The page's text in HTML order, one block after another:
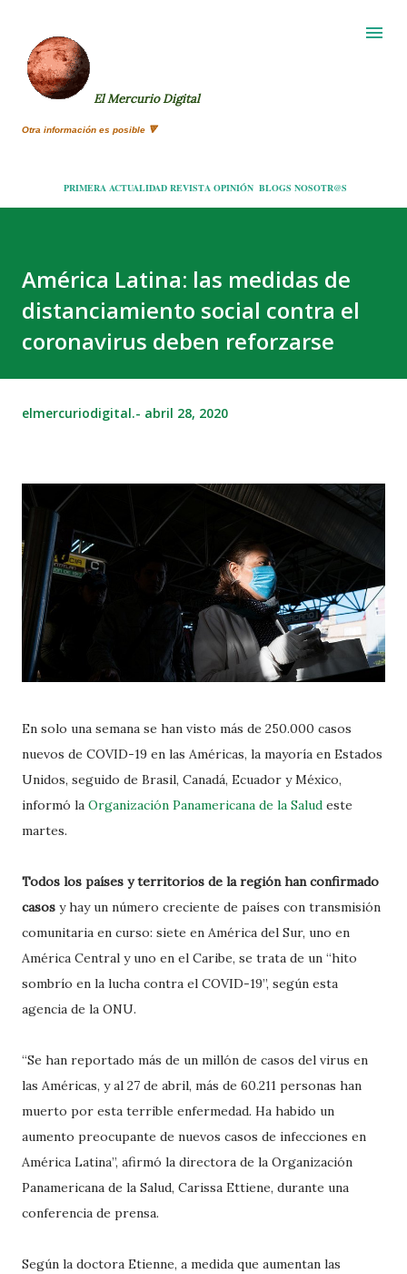
El Mercurio Digital
Otra información es posible 🔻
PRIMERA ACTUALIDAD REVISTA OPINIÓN BLOGS NOSOTR@S
América Latina: las medidas de
distanciamiento social contra el
coronavirus deben reforzarse
elmercuriodigital.- abril 28, 2020
En solo una semana se han visto más de 250.000 casos
nuevos de COVID-19 en las Américas, la mayoría en Estados
Unidos, seguido de Brasil, Canadá, Ecuador y México,
informó la Organización Panamericana de la Salud este
martes.
Todos los países y territorios de la región han confirmado
casos y hay un número creciente de países con transmisión
comunitaria en curso: siete en América del Sur, uno en
América Central y uno en el Caribe, se trata de un “hito
sombrío en la lucha contra el COVID-19”, según esta
agencia de la ONU.
“Se han reportado más de un millón de casos del virus en
las Américas, y al 27 de abril, más de 60.211 personas han
muerto por esta terrible enfermedad. Ha habido un
aumento preocupante de nuevos casos de infecciones en
América Latina”, afirmó la directora de la Organización
Panamericana de la Salud, Carissa Ettiene, durante una
conferencia de prensa.
Según la doctora Etienne, a medida que aumentan las